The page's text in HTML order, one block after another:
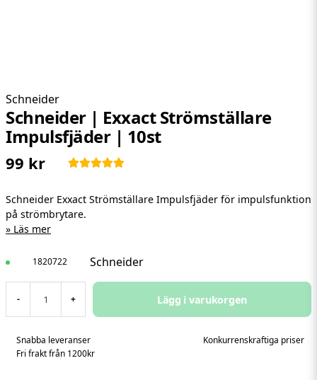
Schneider
Schneider | Exxact Strömställare
Impulsfjäder | 10st
99 kr
Schneider Exxact Strömställare Impulsfjäder för impulsfunktion
på strömbrytare.
Läs mer
1820722 Schneider
- + Lägg i varukorgen
Snabba leveranser
Konkurrenskraftiga priser
Fri frakt från 1200kr